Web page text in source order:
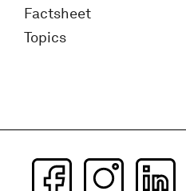
Factsheet
Topics